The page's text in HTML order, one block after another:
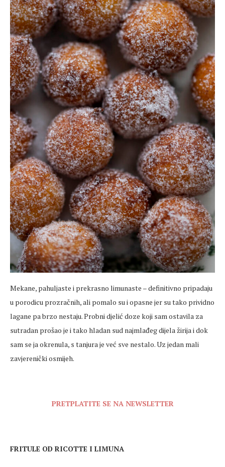
Mekane, pahuljaste i prekrasno limunaste – definitivno pripadaju
u porodicu prozračnih, ali pomalo su i opasne jer su tako prividno
lagane pa brzo nestaju. Probni djelić doze koji sam ostavila za
sutradan prošao je i tako hladan sud najmlađeg dijela žirija i dok
sam se ja okrenula, s tanjura je već sve nestalo. Uz jedan mali
zavjerenički osmijeh.
PRETPLATITE SE NA NEWSLETTER
FRITULE OD RICOTTE I LIMUNA